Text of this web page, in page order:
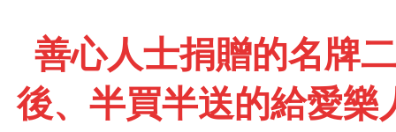
善心人士捐贈的名牌
後、半買半送的給愛樂